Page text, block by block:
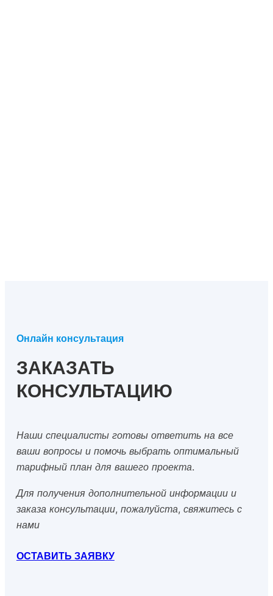
Онлайн консультация
ЗАКАЗАТЬ
КОНСУЛЬТАЦИЮ
Наши специалисты готовы ответить на все
ваши вопросы и помочь выбрать оптимальный
тарифный план для вашего проекта.
Для получения дополнительной информации и
заказа консультации, пожалуйста, свяжитесь с
нами
ОСТАВИТЬ ЗАЯВКУ